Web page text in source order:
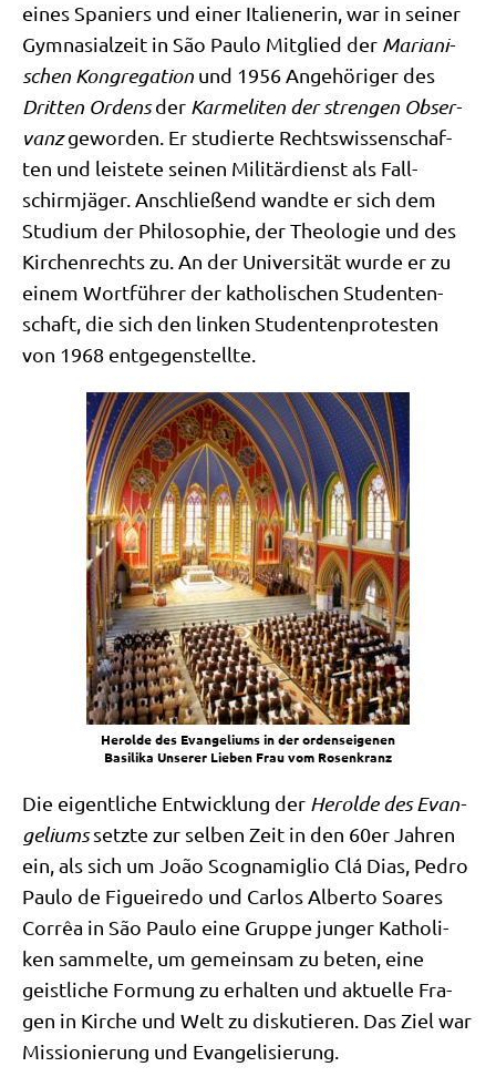
eines Spa­ni­ers und einer Ita­lie­ne­rin, war in sei­ner
Gym­na­si­al­zeit in São Pau­lo Mit­glied der Maria­ni­
schen Kon­gre­ga­ti­on und 1956 Ange­hö­ri­ger des
Drit­ten Ordensder Kar­me­li­ten der stren­gen Obser­
vanzgewor­den. Er stu­dier­te Rechts­wis­sen­schaf­
ten und lei­ste­te sei­nen Mili­tär­dienst als Fall­
schirm­jä­ger. Anschlie­ßend wand­te er sich dem
Stu­di­um der Phi­lo­so­phie, der Theo­lo­gie und des
Kir­chen­rechts zu. An der Uni­ver­si­tät wur­de er zu
einem Wort­füh­rer der katho­li­schen Stu­den­ten­
schaft, die sich den lin­ken Stu­den­ten­pro­te­sten
von 1968 entgegenstellte.
Herol­de des Evan­ge­li­ums in der ordens­ei­ge­nen
Basi­li­ka Unse­rer Lie­ben Frau vom Rosenkranz
Die eigent­li­che Ent­wick­lung der Herol­de des Evan­
ge­li­umssetz­te zur sel­ben Zeit in den 60er Jah­ren
ein, als sich um João Sco­g­na­miglio Clá Dias, Pedro
Pau­lo de Figuei­re­do und Car­los Alber­to Soares
Cor­rêa in São Pau­lo eine Grup­pe jun­ger Katho­li­
ken sam­mel­te, um gemein­sam zu beten, eine
geist­li­che For­mung zu erhal­ten und aktu­el­le Fra­
gen in Kir­che und Welt zu dis­ku­tie­ren. Das Ziel war
Mis­sio­nie­rung und Evangelisierung.